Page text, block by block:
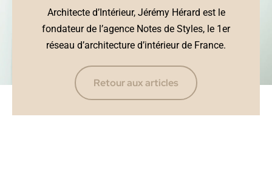
Architecte d’Intérieur, Jérémy Hérard est le
fondateur de l’agence Notes de Styles, le 1er
réseau d’architecture d’intérieur de France.
Retour aux articles